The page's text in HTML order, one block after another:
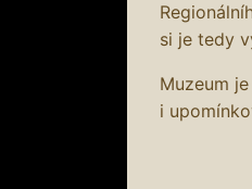
si je tedy
Muzeum
i